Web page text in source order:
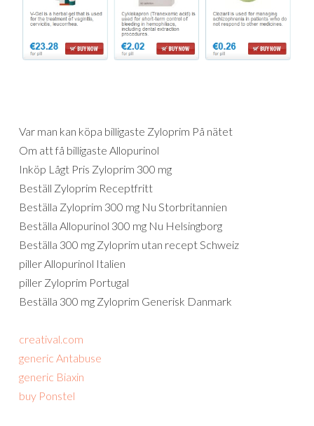
Var man kan köpa billigaste Zyloprim På nätet
Om att få billigaste Allopurinol
Inköp Lågt Pris Zyloprim 300 mg
Beställ Zyloprim Receptfritt
Beställa Zyloprim 300 mg Nu Storbritannien
Beställa Allopurinol 300 mg Nu Helsingborg
Beställa 300 mg Zyloprim utan recept Schweiz
piller Allopurinol Italien
piller Zyloprim Portugal
Beställa 300 mg Zyloprim Generisk Danmark
creatival.com
generic Antabuse
generic Biaxin
buy Ponstel